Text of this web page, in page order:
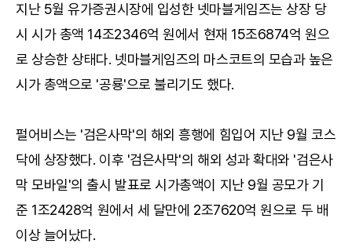
지난 5월 유가증권시장에 입성한 넷마블게임즈는 상장 당
시 시가 총액 14조2346억 원에서 현재 15조6874억 원으
로 상승한 상태다. 넷마블게임즈의 마스코트의 모습과 높은
시가 총액으로 '공룡'으로 불리기도 했다.
펄어비스는 '검은사막'의 해외 흥행에 힘입어 지난 9월 코스
닥에 상장했다. 이후 '검은사막'의 해외 성과 확대와 '검은사
막 모바일'의 출시 발표로 시가총액이 지난 9월 공모가 기
준 1조2428억 원에서 세 달만에 2조7620억 원으로 두 배
이상 늘어났다.